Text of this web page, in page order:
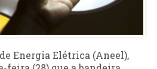
Energia Elétrica (Aneel),